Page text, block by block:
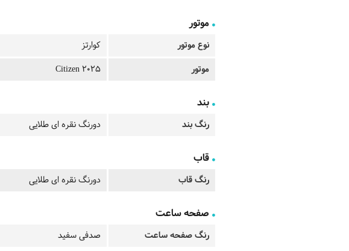
موتور
نوع موتور
کوارتز
موتور
Citizen 2025
بند
رنگ بند دورنگ نقره ای طلایی
قاب
رنگ قاب دورنگ نقره ای طلایی
صفحه ساعت
رنگ صفحه ساعت صدفی سفید